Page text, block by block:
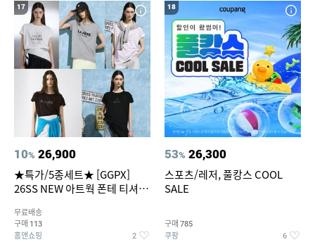
17
10% 26,900
★특가/5종세트★ [GGPX]
26SS NEW 아트웍 폰테 티셔츠
무료배송
구매 113
홈앤쇼핑 2
18
53% 26,300
스포츠/레저, 풀캉스 COOL
SALE
구매 785
쿠팡 6